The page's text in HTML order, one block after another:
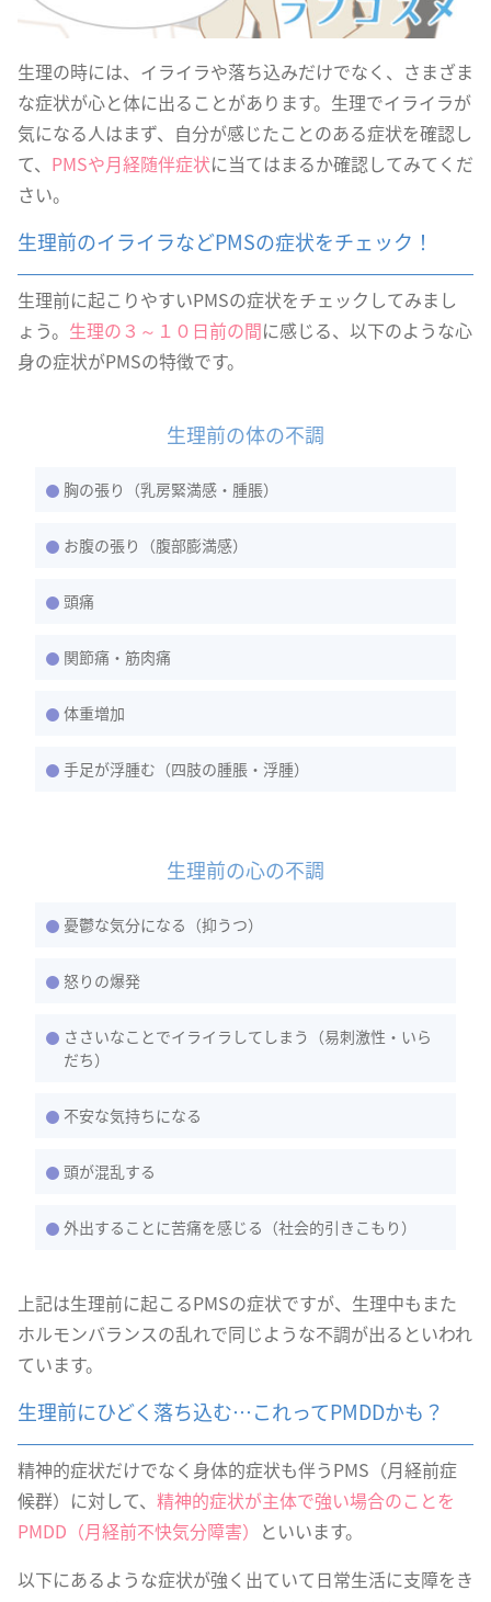
生理の時には、イライラや落ち込みだけでなく、さまざま
な症状が心と体に出ることがあります。生理でイライラが
気になる人はまず、自分が感じたことのある症状を確認し
て、 PMSや月経随伴症状に当てはまるか確認してみてくだ
さい。
生理前のイライラなどPMSの症状をチェック！
生理前に起こりやすいPMSの症状をチェックしてみまし
ょう。 生理の３～１０日前の間に感じる、以下のような心
身の症状がPMSの特徴です。
生理前の体の不調
胸の張り（乳房緊満感・腫脹）
お腹の張り（腹部膨満感）
頭痛
関節痛・筋肉痛
体重増加
手足が浮腫む（四肢の腫脹・浮腫）
生理前の心の不調
憂鬱な気分になる（抑うつ）
怒りの爆発
ささいなことでイライラしてしまう（易刺激性・いら
だち）
不安な気持ちになる
頭が混乱する
外出することに苦痛を感じる（社会的引きこもり）
上記は生理前に起こるPMSの症状ですが、生理中もまた
ホルモンバランスの乱れで同じような不調が出るといわれ
ています。
生理前にひどく落ち込む…これってPMDDかも？
精神的症状だけでなく身体的症状も伴うPMS（月経前症
候群）に対して、 精神的症状が主体で強い場合のことを
PMDD（月経前不快気分障害） といいます。
以下にあるような症状が強く出ていて日常生活に支障をき